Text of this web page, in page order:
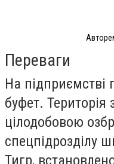
Переваги
На підприємстві
буфет. Територія
цілодобовою
спецпідрозділу
Тигр,